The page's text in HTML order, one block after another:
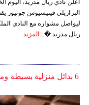
أعلن نادي ريال مدريد،
ليواصل مشواره مع النادي
ريال مدريد �... المزيد
6 بدائل منزلية بسيطة